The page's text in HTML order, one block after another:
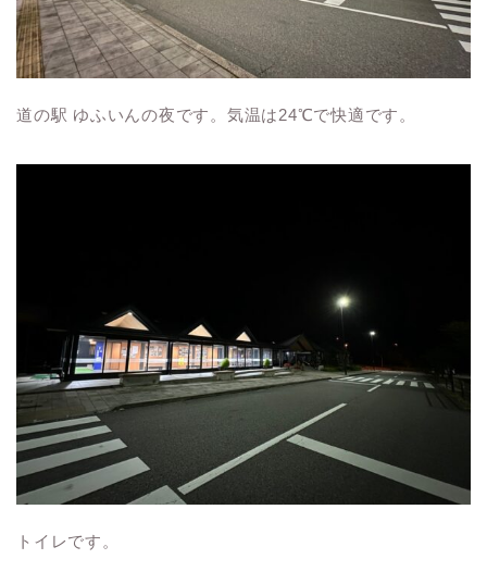
道の駅 ゆふいんの夜です。気温は24℃で快適です。
トイレです。